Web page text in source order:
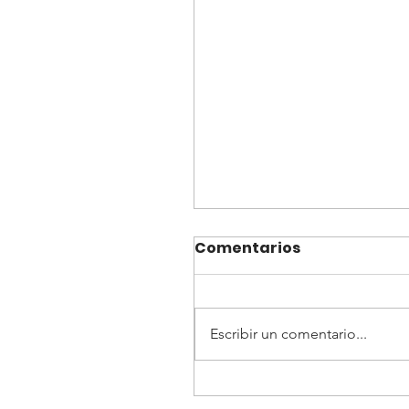
Cuando Todo Se
Comentarios
Escribir un comentario...